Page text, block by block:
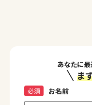
あなたに最
ま
お名前
必須